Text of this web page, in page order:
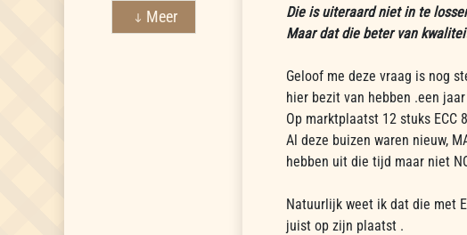
Meer
Die is uiteraard niet in te
Maar dat die beter van
Geloof me deze vraag is nog
hier bezit van hebben .een
Op marktplaatst 12 stuks
Al deze buizen waren nieuw,
hebben uit die tijd maar niet
Natuurlijk weet ik dat die met
juist op zijn plaatst .